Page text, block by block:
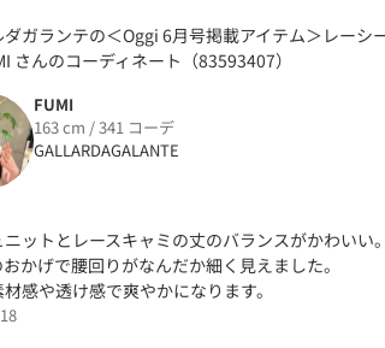
ダガランテの＜Oggi 6月号掲載アイテム＞レーシ
さんのコーディネート（83593407）
FUMI
163 cm / 341 コーデ
GALLARDAGALANTE
ットとレースキャミの丈のバランスがかわいい。
おかげで腰回りがなんだか細く見えました。
感や透け感で爽やかになります。